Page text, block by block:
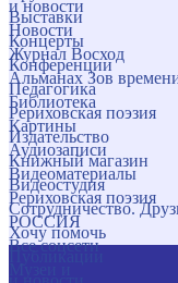
и новости
Новости
Журнал Восход
Альманах Зов
Библиотека
Картины
Аудиозаписи
Видеоматериалы
Рериховская поэзия
РОССИЯ
Все соцсети
Выставки
Концерты
Конференции
Педагогика
Рериховская поэзия
Издательство
Книжный магазин
Видеостудия
Сотрудничество.
Хочу помочь